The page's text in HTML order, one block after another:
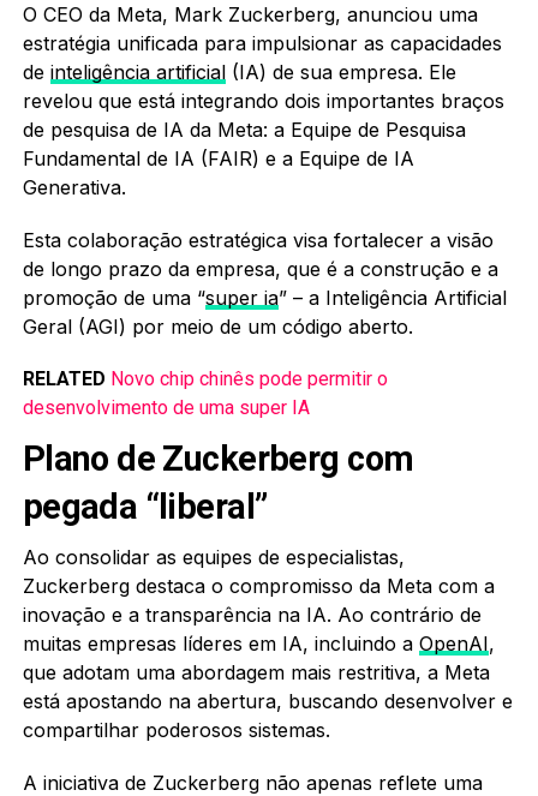
O CEO da Meta, Mark Zuckerberg, anunciou uma
estratégia unificada para impulsionar as capacidades
de inteligência artificial(IA) de sua empresa. Ele
revelou que está integrando dois importantes braços
de pesquisa de IA da Meta: a Equipe de Pesquisa
Fundamental de IA (FAIR) e a Equipe de IA
Generativa.
Esta colaboração estratégica visa fortalecer a visão
de longo prazo da empresa, que é a construção e a
promoção de uma “super ia” – a Inteligência Artificial
Geral (AGI) por meio de um código aberto.
RELATED Novo chip chinês pode permitir o
desenvolvimento de uma super IA
Plano de Zuckerberg com
pegada “liberal”
Ao consolidar as equipes de especialistas,
Zuckerberg destaca o compromisso da Meta com a
inovação e a transparência na IA. Ao contrário de
muitas empresas líderes em IA, incluindo a OpenAI,
que adotam uma abordagem mais restritiva, a Meta
está apostando na abertura, buscando desenvolver e
compartilhar poderosos sistemas.
A iniciativa de Zuckerberg não apenas reflete uma